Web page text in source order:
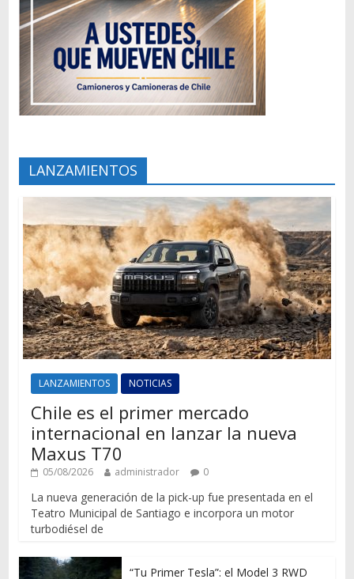
LANZAMIENTOS
LANZAMIENTOS NOTICIAS
Chile es el primer mercado
internacional en lanzar la nueva
Maxus T70
05/08/2026 administrador 0
La nueva generación de la pick-up fue presentada en el
Teatro Municipal de Santiago e incorpora un motor
turbodiésel de
“Tu Primer Tesla”: el Model 3 RWD